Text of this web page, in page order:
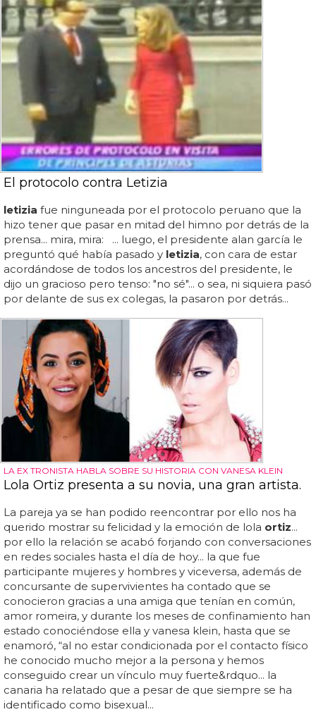
El protocolo contra Letizia
letizia fue ninguneada por el protocolo peruano que la
hizo tener que pasar en mitad del himno por detrás de la
prensa... mira, mira: ... luego, el presidente alan garcía le
preguntó qué había pasado y letizia, con cara de estar
acordándose de todos los ancestros del presidente, le
dijo un gracioso pero tenso: "no sé"... o sea, ni siquiera pasó
por delante de sus ex colegas, la pasaron por detrás...
LA EX TRONISTA HABLA SOBRE SU HISTORIA CON VANESA KLEIN
Lola Ortiz presenta a su novia, una gran artista.
La pareja ya se han podido reencontrar por ello nos ha
querido mostrar su felicidad y la emoción de lola ortiz...
por ello la relación se acabó forjando con conversaciones
en redes sociales hasta el día de hoy... la que fue
participante mujeres y hombres y viceversa, además de
concursante de supervivientes ha contado que se
conocieron gracias a una amiga que tenían en común,
amor romeira, y durante los meses de confinamiento han
estado conociéndose ella y vanesa klein, hasta que se
enamoró, “al no estar condicionada por el contacto físico
he conocido mucho mejor a la persona y hemos
conseguido crear un vínculo muy fuerte&rdquo... la
canaria ha relatado que a pesar de que siempre se ha
identificado como bisexual...